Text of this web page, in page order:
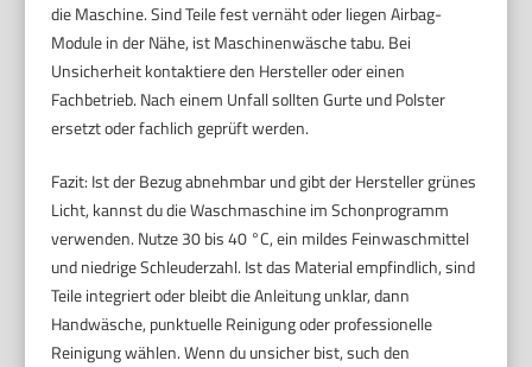
die Maschine. Sind Teile fest vernäht oder liegen Airbag-
Module in der Nähe, ist Maschinenwäsche tabu. Bei
Unsicherheit kontaktiere den Hersteller oder einen
Fachbetrieb. Nach einem Unfall sollten Gurte und Polster
ersetzt oder fachlich geprüft werden.
Fazit: Ist der Bezug abnehmbar und gibt der Hersteller grünes
Licht, kannst du die Waschmaschine im Schonprogramm
verwenden. Nutze 30 bis 40 °C, ein mildes Feinwaschmittel
und niedrige Schleuderzahl. Ist das Material empfindlich, sind
Teile integriert oder bleibt die Anleitung unklar, dann
Handwäsche, punktuelle Reinigung oder professionelle
Reinigung wählen. Wenn du unsicher bist, such den